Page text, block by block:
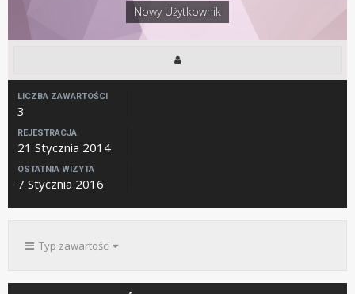
Nowy Użytkownik
LICZBA ZAWARTOŚCI
3
REJESTRACJA
21 Stycznia 2014
OSTATNIA WIZYTA
7 Stycznia 2016
Typ zawartości